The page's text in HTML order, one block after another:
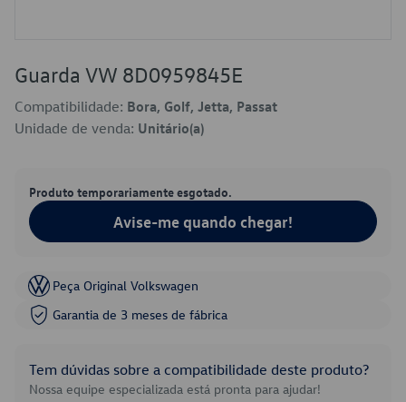
Guarda VW 8D0959845E
Compatibilidade: Bora, Golf, Jetta, Passat
Unidade de venda: Unitário(a)
Produto temporariamente esgotado.
Avise-me quando chegar!
Peça Original Volkswagen
Garantia de 3 meses de fábrica
Tem dúvidas sobre a compatibilidade deste produto?
Nossa equipe especializada está pronta para ajudar!